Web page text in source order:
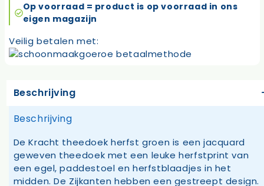
Op voorraad = product is op voorraad in ons
eigen magazijn
Veilig betalen met:
Beschrijving
Beschrijving
De Kracht theedoek herfst groen is een jacquard
geweven theedoek met een leuke herfstprint van
een egel, paddestoel en herfstblaadjes in het
midden. De Zijkanten hebben een gestreept design.